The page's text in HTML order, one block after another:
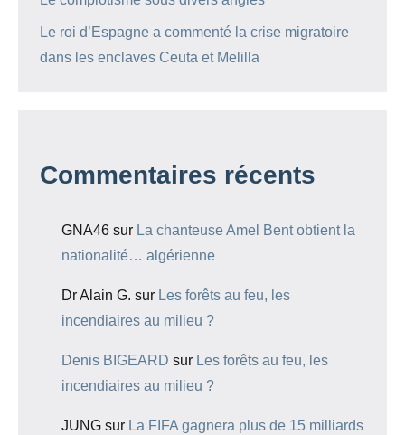
Le roi d’Espagne a commenté la crise migratoire
dans les enclaves Ceuta et Melilla
Commentaires récents
GNA46 sur La chanteuse Amel Bent obtient la
nationalité… algérienne
Dr Alain G. sur Les forêts au feu, les
incendiaires au milieu ?
Denis BIGEARD sur Les forêts au feu, les
incendiaires au milieu ?
JUNG sur La FIFA gagnera plus de 15 milliards